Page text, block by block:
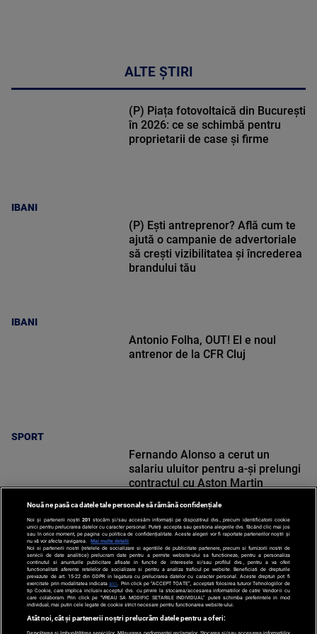
ALTE ȘTIRI
IBANI
(P) Piața fotovoltaică din București
în 2026: ce se schimbă pentru
proprietarii de case și firme
IBANI
(P) Ești antreprenor? Află cum te
ajută o campanie de advertoriale
să crești vizibilitatea și încrederea
brandului tău
SPORT
Antonio Folha, OUT! El e noul
antrenor de la CFR Cluj
SPORT
Fernando Alonso a cerut un
salariu uluitor pentru a-și prelungi
contractul cu Aston Martin
Nouă ne pasă ca datele tale personale să rămână confidențiale
Noi și partenerii noștri 201 stocăm și/sau accesăm informații pe dispozitivul dvs., precum identificatorii cookie
unici pentru prelucrarea datelor cu caracter personal. Puteți accepta sau gestiona alegerile dvs. făcând clic mai jos
sau în orice moment, pe pagina cu politica de confidențialitate. Aceste alegeri vor fi raportate partenerilor noștri și
nu vă vor afecta navigarea.
Mai multe detalii
Noi si partenerii nostri (retelele de socializare si agentiile de publicitate partenere, precum si furnizorii nostri de
servicii de date analitice) prelucram date pentru a permite website-ului sa functioneze, pentru a personaliza
continutul si anunturile publicitare afisate in functie de interesele si/sau profilul dvs., pentru a va oferi
functionalitati aferente retelelor de socializare si pentru a analiza traficul pe website. Beneficiati de drepturile
prevazute de art. 15-22 din GDPR in legatura cu prelucrarea datelor cu caracter personal. Aceste drepturi pot fi
exercitate prin modalitatea indicataaici . Prin click pe “ACCEPT TOATE”, acceptati folosirea tuturor Tehnologiilor de
tip Cookie, care implica inclusiv acceptul dvs. cu privire la stocarea/accesarea informatiilor de catre Vendor-ii cu
care colaboram. Prin click pe “VREAU SA MODIFIC SETARILE INDIVIDUAL” puteti schimba preferintele in mod
individual, mai putin cele legate de cookie strict necesare pentru functionarea website-ului.
Atât noi, cât și partenerii noștri prelucrăm datele pentru a oferi: